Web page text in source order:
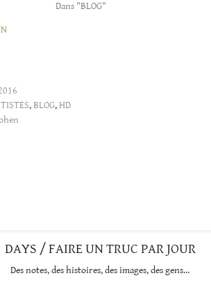
Dans "BLOG"
,BLOG,HD
DAYS / FAIRE UN TRUC PAR JOUR
Des notes, des histoires, des images, des gens…